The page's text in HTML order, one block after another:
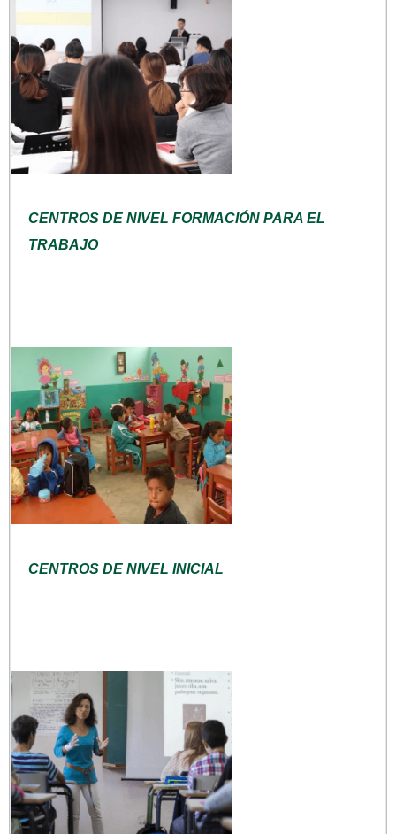
CENTROS DE NIVEL FORMACIÓN PARA EL
TRABAJO
CENTROS DE NIVEL INICIAL